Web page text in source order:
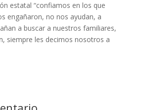
estatal “confiamos en los que
engañaron, no nos ayudan, a
a buscar a nuestros familiares,
siempre les decimos nosotros a